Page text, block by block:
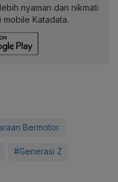
nyaman dan nikmati
Katadata.
Bermotor
#Generasi Z